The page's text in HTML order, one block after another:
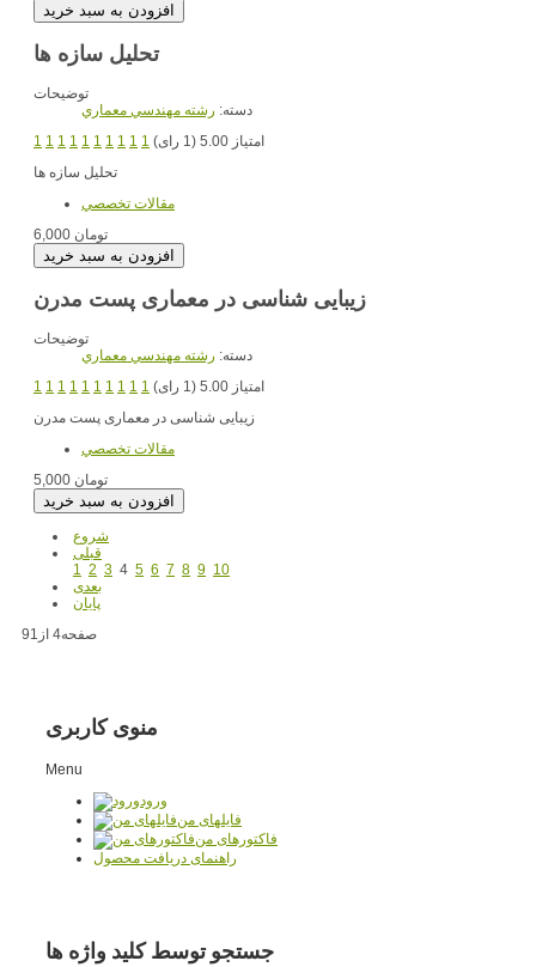
تحلیل سازه ها
توضیحات
دسته: رشته مهندسي معماري
1 1 1 1 1 1 1 1 1 1
امتیاز 5.00 (1 رای)
تحلیل سازه ها
مقالات تخصصي
6,000 تومان
زیبایی شناسی در معماری پست مدرن
توضیحات
دسته: رشته مهندسي معماري
1 1 1 1 1 1 1 1 1 1
امتیاز 5.00 (1 رای)
مقالات تخصصي
5,000 تومان
شروع
قبلی
1 2 3 4 5 6 7 8 9 10
بعدی
پایان
صفحه4 از91
منوی کاربری
Menu
ورود
فایلهای من
فاکتورهای من
راهنمای دریافت محصول
جستجو توسط کلید واژه ها